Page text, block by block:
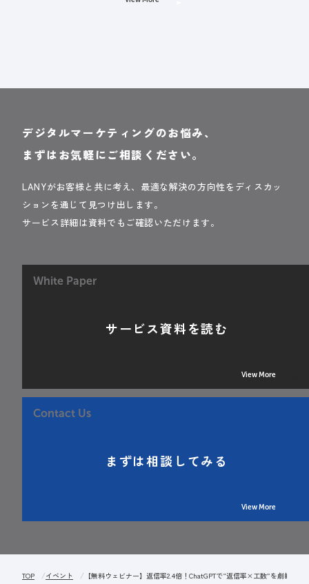
デジタルマーケティングのお悩み、
まずはお気軽にご相談ください。
LANYがお客様と共に考え、最適な解決の方向性をディスカッ
ションを通じて見つけ出します。
サービス詳細は資料でもご確認いただけます。
White Paper
サービス資料を読む
View More
Contact Us
まずは相談してみる
View More
TOP イベント 【無料ウェビナー】返信率2.4倍！ChatGPTで“返信率×工数”を劇的に